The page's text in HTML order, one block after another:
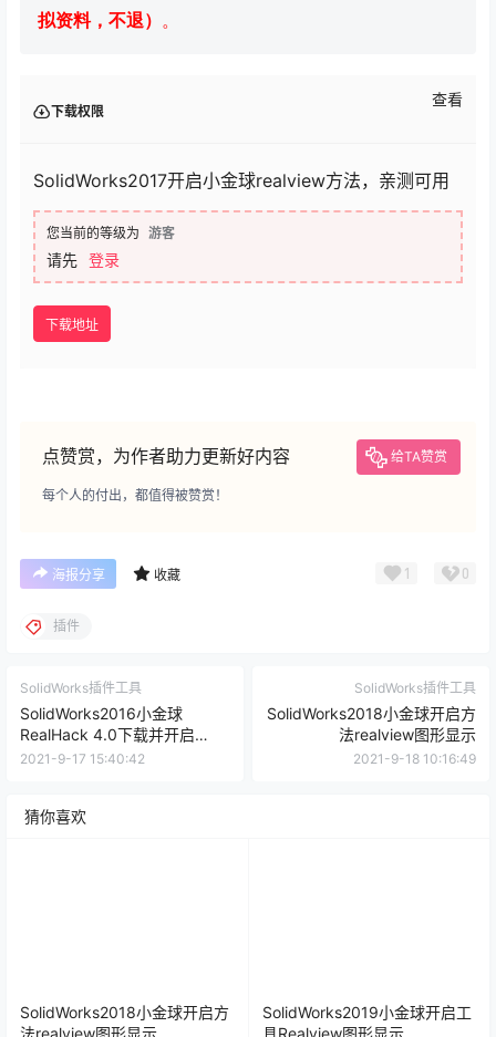
拟资料，不退）
。
下载权限
查看
SolidWorks2017开启小金球realview方法，亲测可用
您当前的等级为 游客
请先 登录
下载地址
点赞赏，为作者助力更新好内容 给TA赞赏
每个人的付出，都值得被赞赏！
海报分享 收藏 1 0
插件
SolidWorks插件工具
SolidWorks2016小金球
RealHack 4.0下载并开启
realview
2021-9-17 15:40:42
SolidWorks插件工具
SolidWorks2018小金球开启方
法realview图形显示
2021-9-18 10:16:49
猜你喜欢
SolidWorks2018小金球开启方
法realview图形显示
SolidWorks2019小金球开启工
具Realview图形显示